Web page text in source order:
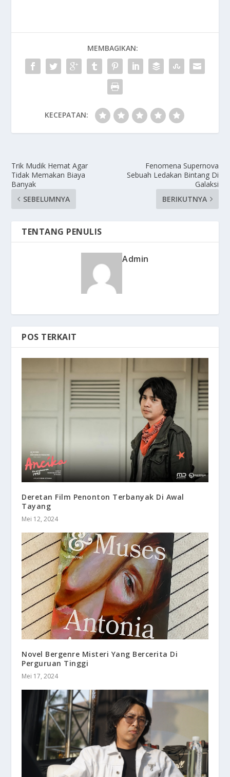
MEMBAGIKAN:
KECEPATAN:
Trik Mudik Hemat Agar
Tidak Memakan Biaya
Banyak
SEBELUMNYA
Fenomena Supernova
Sebuah Ledakan Bintang Di
Galaksi
BERIKUTNYA
TENTANG PENULIS
Admin
POS TERKAIT
Deretan Film Penonton Terbanyak Di Awal
Tayang
Mei 12, 2024
Novel Bergenre Misteri Yang Bercerita Di
Perguruan Tinggi
Mei 17, 2024